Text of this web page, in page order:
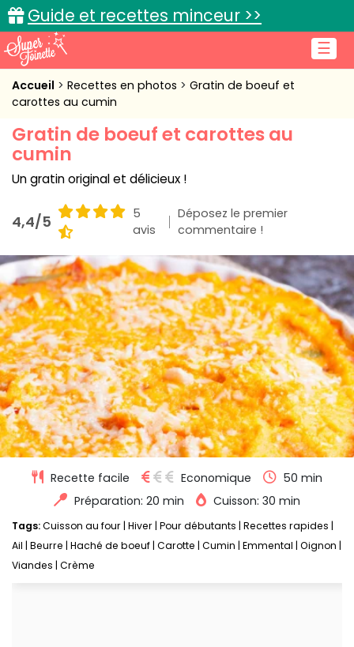
☰
Guide et recettes minceur >>
Accueil
Cuisine pratique
L'actu cuisine
Connexion
Accueil Recettes en photos
Gratin de boeuf et
carottes au cumin
Gratin de boeuf et carottes au
cumin
Un gratin original et délicieux !
4,4/5
5
avis
Déposez le premier
commentaire !
Recette facile Economique
50 min
Préparation: 20 min
Cuisson: 30 min
Tags:Cuisson au four Hiver Pour débutants Recettes rapides
Ail Beurre Haché de boeuf Carotte Cumin Emmental Oignon
Viandes Crème